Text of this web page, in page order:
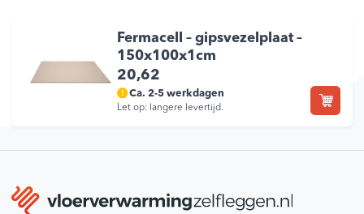
Fermacell – gipsvezelplaat –
150x100x1cm
20,62
Ca. 2-5 werkdagen
Let op: langere levertijd.